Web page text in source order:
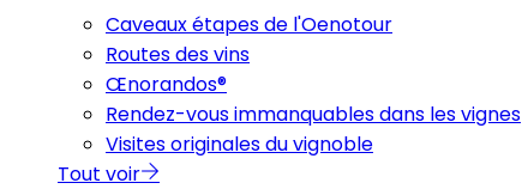
Caveaux étapes de l'Oenotour
Routes des vins
Œnorandos®
Rendez-vous immanquables dans les vignes
Visites originales du vignoble
Tout voir